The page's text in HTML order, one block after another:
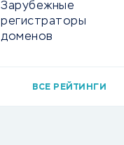
Зарубежные
регистраторы
доменов
ВСЕ РЕЙТИНГИ